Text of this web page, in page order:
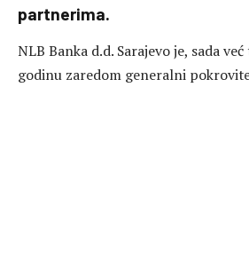
partnerima.
NLB Banka d.d. Sarajevo je, sada
godinu zaredom generalni